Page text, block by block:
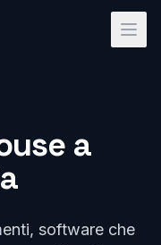
a
software che